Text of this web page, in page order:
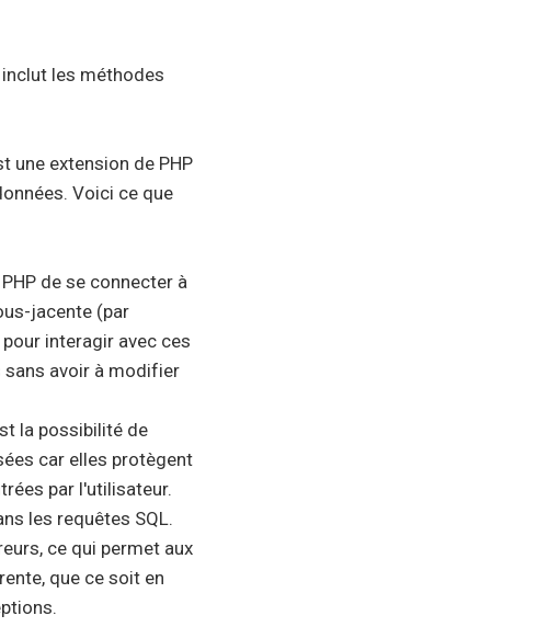
les méthodes
une extension de PHP
Voici ce que
de se connecter à
jacente (par
interagir avec ces
sans avoir à modifier
la possibilité de
car elles protègent
par l'utilisateur.
les requêtes SQL.
ce qui permet aux
que ce soit en